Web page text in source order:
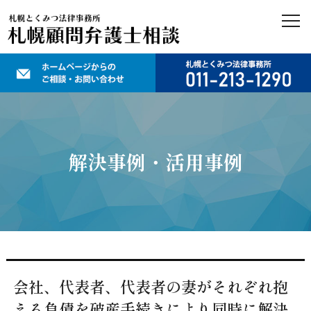
解決事例・活用事例
会社、代表者、代表者の妻がそれぞれ抱